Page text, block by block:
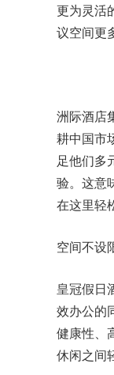
更为灵活
议空间更
洲际酒店
耕中国市
足他们多
验。这意
在这里轻
空间不设
皇冠假日
效办公的
健康性、
休闲之间